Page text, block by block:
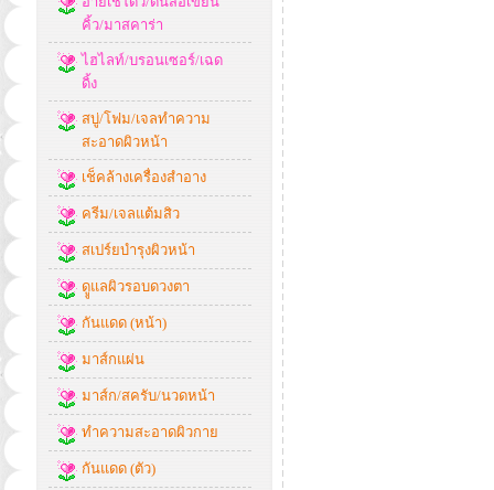
คิ้ว/มาสคาร่า
ไฮไลท์/บรอนเซอร์/เฉด
ดิ้ง
สบู่/โฟม/เจลทำความ
สะอาดผิวหน้า
เช็คล้างเครื่องสำอาง
ครีม/เจลแต้มสิว
สเปร์ยบำรุงผิวหน้า
ดููแลผิวรอบดวงตา
กันแดด (หน้า)
มาส์กแผ่น
มาส์ก/สครับ/นวดหน้า
ทำความสะอาดผิวกาย
กันแดด (ตัว)